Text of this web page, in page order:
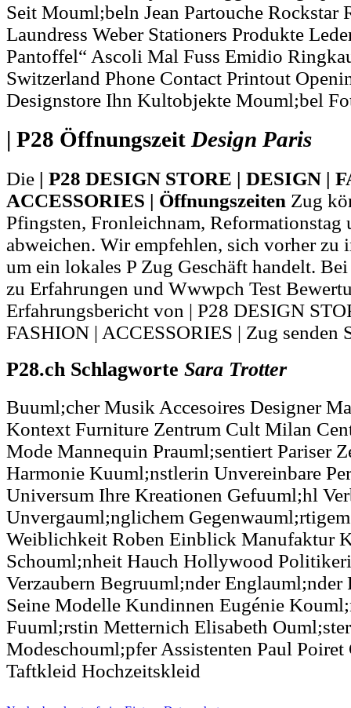
Seit Mouml;beln Jean Partouche Rockstar
Laundress Weber Stationers Produkte
Pantoffel“ Ascoli Mal Fuss Emidio
Switzerland Phone Contact Printout
Designstore Ihn Kultobjekte Mouml;bel
| P28 Öffnungszeit Design Paris
Die | P28 DESIGN STORE | DESIGN |
ACCESSORIES | Öffnungszeiten Zug
Pfingsten, Fronleichnam,
abweichen. Wir empfehlen, sich vorher zu
um ein lokales P Zug Geschäft handelt.
zu Erfahrungen und Wwwpch Test
Erfahrungsbericht von | P28 DESIGN
FASHION | ACCESSORIES | Zug senden
P28.ch Schlagworte Sara Trotter
Buuml;cher Musik Accesoires Designer
Kontext Furniture Zentrum Cult Milan
Mode Mannequin Prauml;sentiert Pariser
Harmonie Kuuml;nstlerin Unvereinbare
Universum Ihre Kreationen Gefuuml;hl
Unvergauml;nglichem
Weiblichkeit Roben Einblick Manufaktur
Schouml;nheit Hauch Hollywood
Verzaubern Begruuml;nder Englauml;nder
Seine Modelle Kundinnen Eugénie
Fuuml;rstin Metternich Elisabeth
Modeschouml;pfer Assistenten Paul
Taftkleid Hochzeitskleid